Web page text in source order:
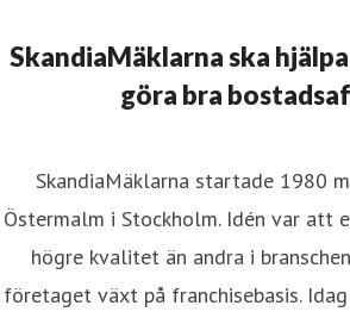
SkandiaMäklarna ska
göra bra
SkandiaMäklarna startade 1980
Östermalm i Stockholm. Idén var att
högre kvalitet än andra i
företaget växt på franchisebasis.